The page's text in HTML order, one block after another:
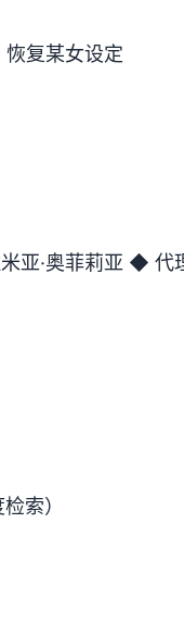
复某女设定
亚·奥菲莉亚 ◆ 代
索）